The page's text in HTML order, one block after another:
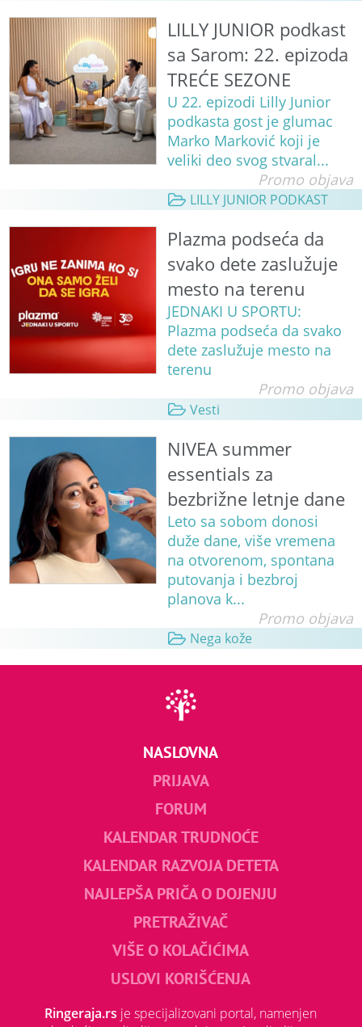
LILLY JUNIOR podkast
sa Sarom: 22. epizoda
TREĆE SEZONE
U 22. epizodi Lilly Junior
podkasta gost je glumac
Marko Marković koji je
veliki deo svog stvaral...
Promo objava
LILLY JUNIOR PODKAST
Plazma podseća da
svako dete zaslužuje
mesto na terenu
JEDNAKI U SPORTU:
Plazma podseća da svako
dete zaslužuje mesto na
terenu
Promo objava
Vesti
NIVEA summer
essentials za
bezbrižne letnje dane
Leto sa sobom donosi
duže dane, više vremena
na otvorenom, spontana
putovanja i bezbroj
planova k...
Promo objava
Nega kože
NASLOVNA
PRIJAVA
FORUM
KALENDAR TRUDNOĆE
KALENDAR RAZVOJA DETETA
NAJLEPŠA PRIČA O DOJENJU
PRETRAŽIVAČ
VIŠE O KOLAČIĆIMA
USLOVI KORIŠĆENJA
Ringeraja.rs je specijalizovani portal, namenjen